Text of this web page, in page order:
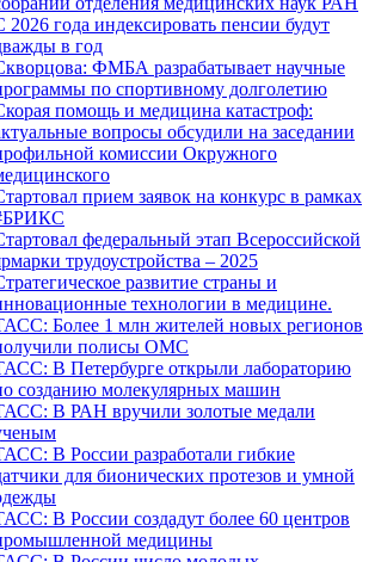
2026 года индексировать пенсии будут
в год
ФМБА разрабатывает научные
по спортивному долголетию
помощь и медицина катастроф:
вопросы обсудили на заседании
комиссии Окружного
прием заявок на конкурс в рамках
федеральный этап Всероссийской
трудоустройства – 2025
развитие страны и
технологии в медицине.
Более 1 млн жителей новых регионов
полисы ОМС
В Петербурге открыли лабораторию
созданию молекулярных машин
В РАН вручили золотые медали
В России разработали гибкие
для бионических протезов и умной
В России создадут более 60 центров
медицины